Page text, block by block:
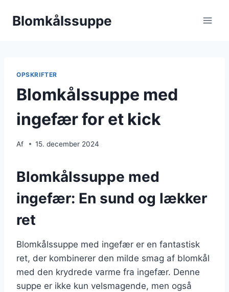
Blomkålssuppe
OPSKRIFTER
Blomkålssuppe med
ingefær for et kick
Af 15. december 2024
Blomkålssuppe med
ingefær: En sund og lækker
ret
Blomkålssuppe med ingefær er en fantastisk
ret, der kombinerer den milde smag af blomkål
med den krydrede varme fra ingefær. Denne
suppe er ikke kun velsmagende, men også